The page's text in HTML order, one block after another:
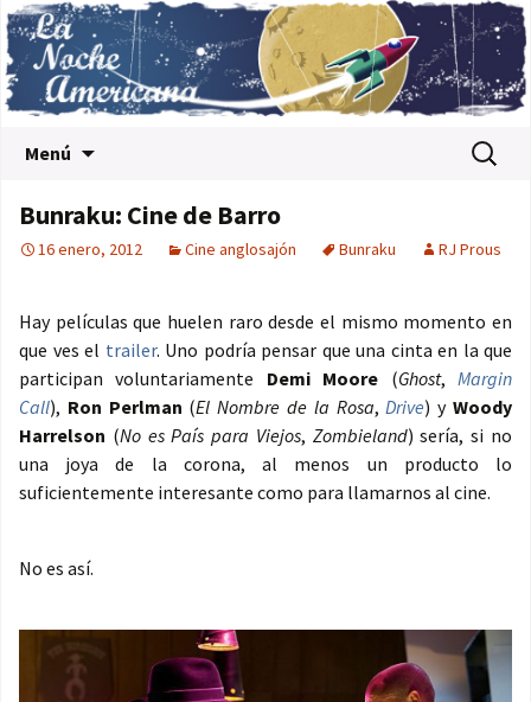
Menú Buscar:
Bunraku: Cine de Barro
16 enero, 2012 Cine anglosajón Bunraku RJ Prous
Hay películas que huelen raro desde el mismo momento en
que ves el trailer. Uno podría pensar que una cinta en la que
participan voluntariamente Demi Moore (Ghost,Margin
Call), Ron Perlman (El Nombre de la Rosa,Drive) yWoody
Harrelson (No es País para Viejos, Zombieland) sería, si no
una joya de la corona, al menos un producto lo
suficientemente interesante como para llamarnos al cine.
No es así.